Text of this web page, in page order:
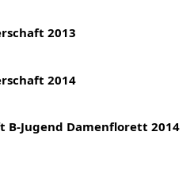
2013
2014
B-Jugend Damenflorett 2014